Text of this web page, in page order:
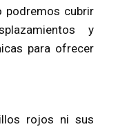
podremos cubrir
y
para ofrecer
rojos ni sus